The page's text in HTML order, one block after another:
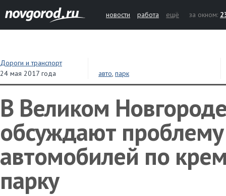
новости работа ещё за окном:
Дороги и транспорт
24 мая 2017 года
авто, парк
В Великом
обсуждают
автомобилей по
парку